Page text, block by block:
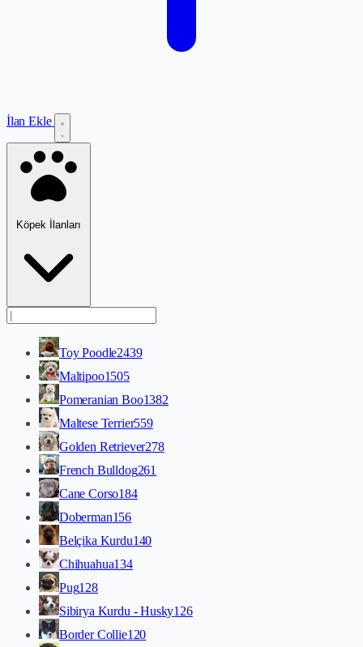
İlan Ekle
Köpek İlanları
Toy Poodle2439
Maltipoo1505
Pomeranian Boo1382
Maltese Terrier559
Golden Retriever278
French Bulldog261
Cane Corso184
Doberman156
Belçika Kurdu140
Chihuahua134
Pug128
Sibirya Kurdu - Husky126
Border Collie120